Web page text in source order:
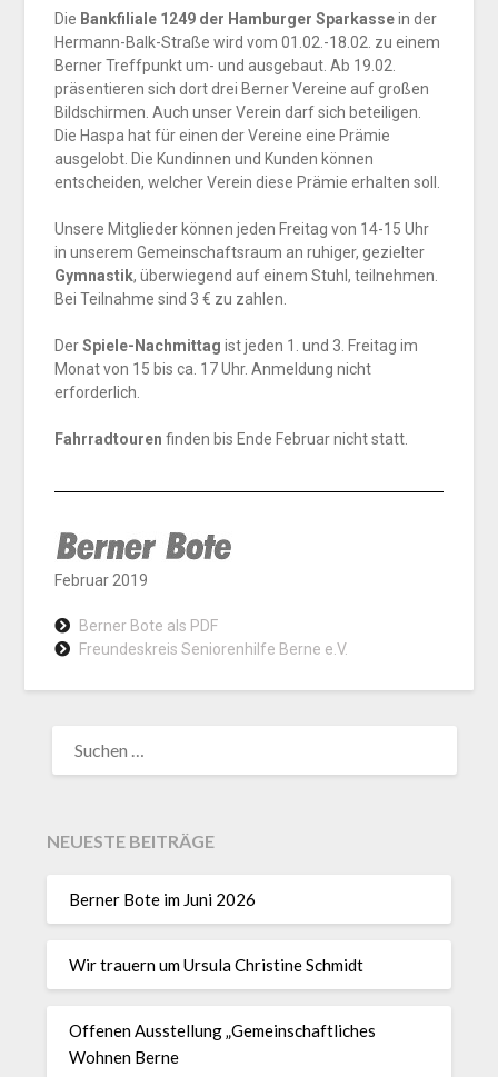
Die Bankfiliale 1249 der Hamburger Sparkassein der
Hermann-Balk-Straße wird vom 01.02.-18.02. zu einem
Berner Treffpunkt um- und ausgebaut. Ab 19.02.
präsentieren sich dort drei Berner Vereine auf großen
Bildschirmen. Auch unser Verein darf sich beteiligen.
Die Haspa hat für einen der Vereine eine Prämie
ausgelobt. Die Kundinnen und Kunden können
entscheiden, welcher Verein diese Prämie erhalten soll.
Unsere Mitglieder können jeden Freitag von 14-15 Uhr
in unserem Gemeinschaftsraum an ruhiger, gezielter
Gymnastik, überwiegend auf einem Stuhl, teilnehmen.
Bei Teilnahme sind 3 € zu zahlen.
DerSpiele-Nachmittag ist jeden 1. und 3. Freitag im
Monat von 15 bis ca. 17 Uhr. Anmeldung nicht
erforderlich.
Fahrradtouren finden bis Ende Februar nicht statt.
Februar 2019
Berner Bote als PDF
Freundeskreis Seniorenhilfe Berne e.V.
NEUESTE BEITRÄGE
Berner Bote im Juni 2026
Wir trauern um Ursula Christine Schmidt
Offenen Ausstellung „Gemeinschaftliches
Wohnen Berne